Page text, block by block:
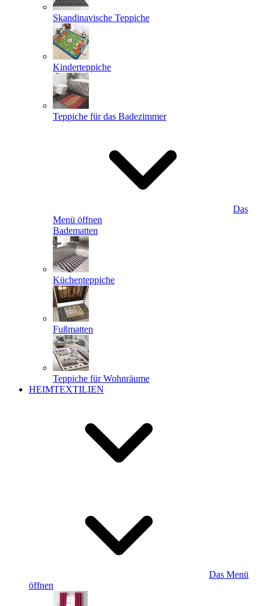
Skandinavische Teppiche
Kinderteppiche
Teppiche für das Badezimmer
Das
Menü öffnen
Badematten
Küchenteppiche
Fußmatten
Teppiche für Wohnräume
HEIMTEXTILIEN
Das Menü
öffnen